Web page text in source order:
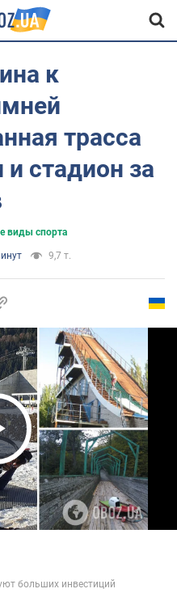
к
трасса
стадион за
виды спорта
9,7 т.
Video